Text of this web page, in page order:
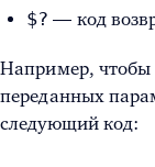
$? — код
Например, чтобы
переданных
следующий код: